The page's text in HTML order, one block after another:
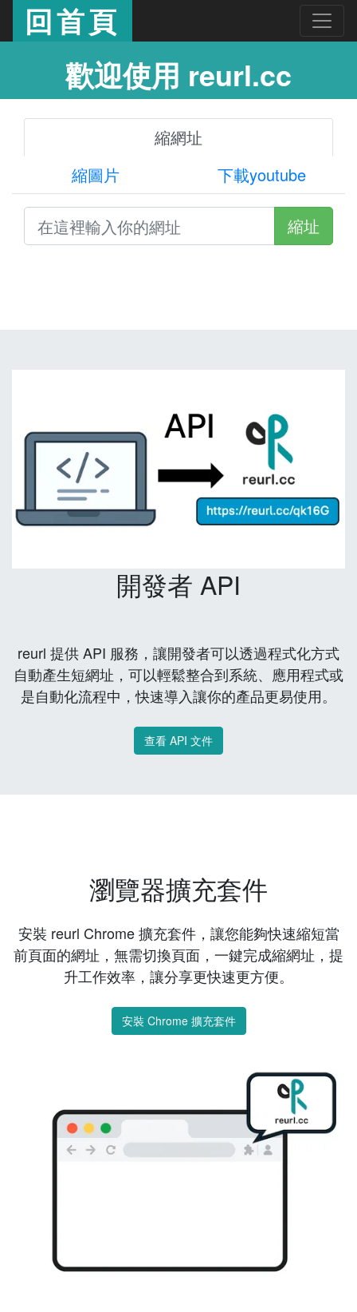
回首頁
歡迎使用 reurl.cc
縮網址
縮圖片
下載youtube
縮址
開發者 API
reurl 提供 API 服務，讓開發者可以透過程式化方式
自動產生短網址，可以輕鬆整合到系統、應用程式或
是自動化流程中，快速導入讓你的產品更易使用。
查看 API 文件
瀏覽器擴充套件
安裝 reurl Chrome 擴充套件，讓您能夠快速縮短當
前頁面的網址，無需切換頁面，一鍵完成縮網址，提
升工作效率，讓分享更快速更方便。
安裝 Chrome 擴充套件